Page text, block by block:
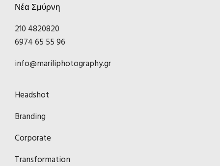
Νέα Σμύρνη
210 4820820
6974 65 55 96
info@mariliphotography.gr
Headshot
Branding
Corporate
Transformation